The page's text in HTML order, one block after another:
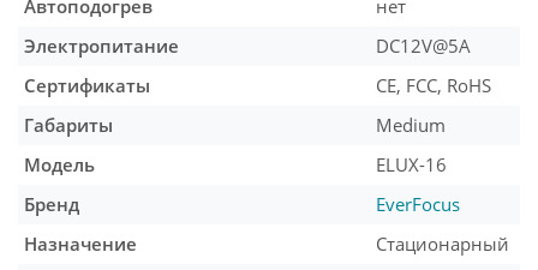
Автоподогрев
нет
Электропитание
DC12V@5A
Сертификаты
CE, FCC, RoHS
Габариты
Medium
Модель
ELUX-16
Бренд
EverFocus
Назначение
Стационарный